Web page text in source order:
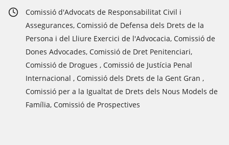
Comissió d'Advocats de Responsabilitat Civil i
Assegurances, Comissió de Defensa dels Drets de la
Persona i del Lliure Exercici de l'Advocacia, Comissió de
Dones Advocades, Comissió de Dret Penitenciari,
Comissió de Drogues , Comissió de Justícia Penal
Internacional , Comissió dels Drets de la Gent Gran ,
Comissió per a la Igualtat de Drets dels Nous Models de
Família, Comissió de Prospectives